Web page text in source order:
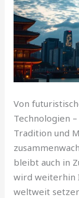
Von
Technologien –
Tradition und
bleibt auch in
wird weiterhin
weltweit